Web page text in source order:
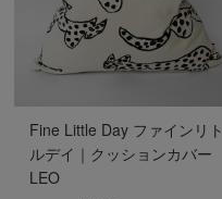
Fine Little Day ファインリト
ルデイ｜クッションカバー
LEO